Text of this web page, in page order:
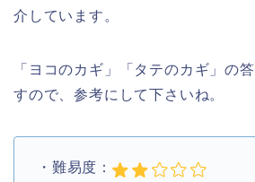
介しています。
「ヨコのカギ」「タテのカギ」の
すので、参考にして下さいね。
・難易度：